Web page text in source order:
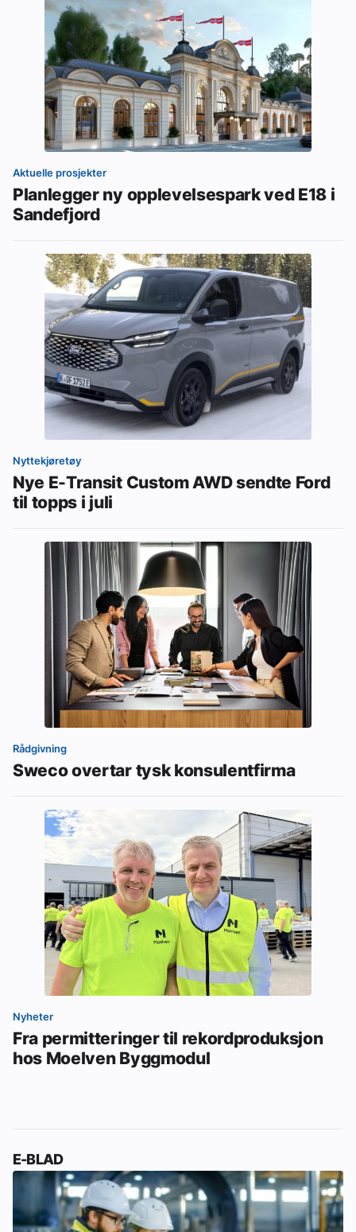
Aktuelle prosjekter
Planlegger ny opplevelsespark ved E18 i
Sandefjord
Nyttekjøretøy
Nye E-Transit Custom AWD sendte Ford
til topps i juli
Rådgivning
Sweco overtar tysk konsulentfirma
Nyheter
Fra permitteringer til rekordproduksjon
hos Moelven Byggmodul
E-BLAD